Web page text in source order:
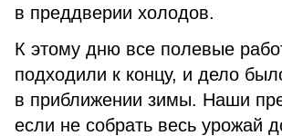
в преддверии холодов.
К этому дню все полевые
подходили к концу, и дело
в приближении зимы. Наши
если не собрать весь урожай